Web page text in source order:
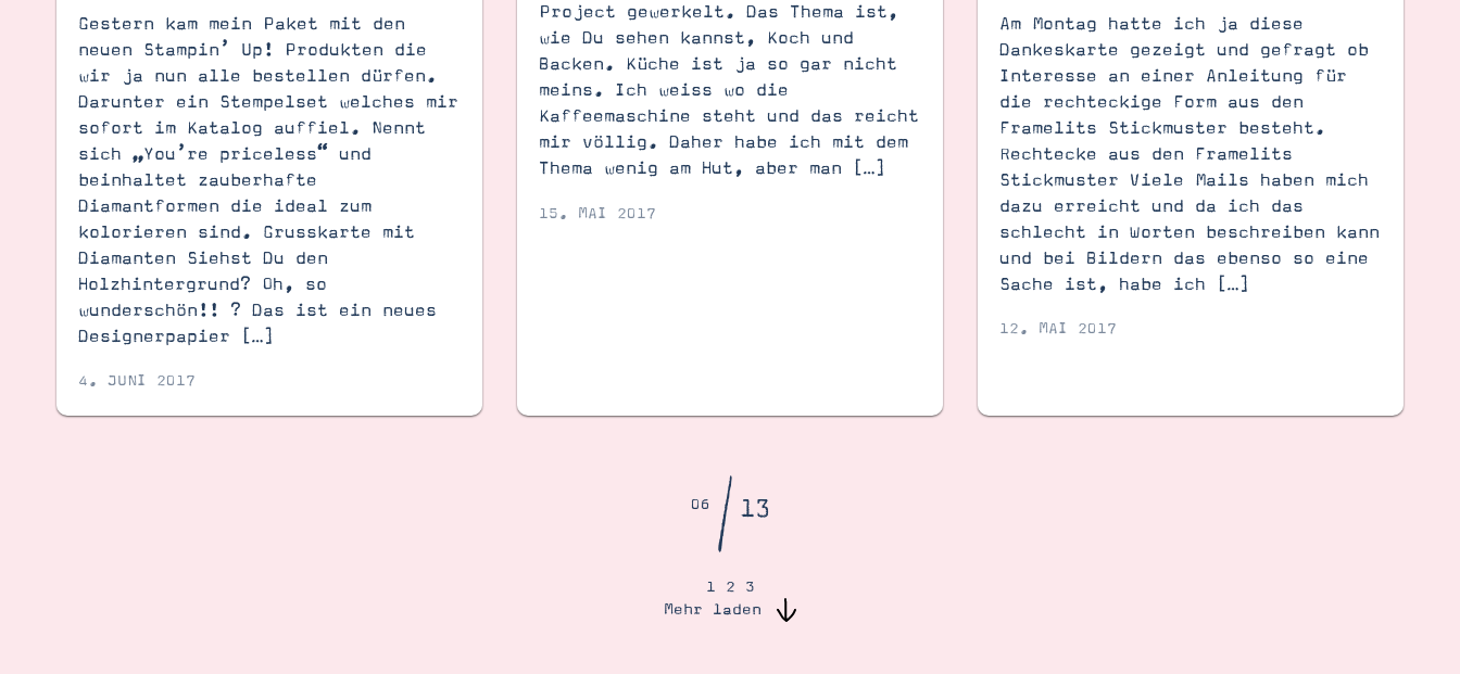
Gestern kam mein Paket mit den
neuen Stampin’ Up! Produkten die
wir ja nun alle bestellen dürfen.
Darunter ein Stempelset welches mir
sofort im Katalog auffiel. Nennt
sich „You’re priceless“ und
beinhaltet zauberhafte
Diamantformen die ideal zum
kolorieren sind. Grusskarte mit
Diamanten Siehst Du den
Holzhintergrund? Oh, so
wunderschön!! ? Das ist ein neues
Designerpapier […]
4. JUNI 2017
Project gewerkelt. Das Thema ist,
wie Du sehen kannst, Koch und
Backen. Küche ist ja so gar nicht
meins. Ich weiss wo die
Kaffeemaschine steht und das reicht
mir völlig. Daher habe ich mit dem
Thema wenig am Hut, aber man […]
15. MAI 2017
Am Montag hatte ich ja diese
Dankeskarte gezeigt und gefragt ob
Interesse an einer Anleitung für
die rechteckige Form aus den
Framelits Stickmuster besteht.
Rechtecke aus den Framelits
Stickmuster Viele Mails haben mich
dazu erreicht und da ich das
schlecht in Worten beschreiben kann
und bei Bildern das ebenso so eine
Sache ist, habe ich […]
12. MAI 2017
06/13
1 2
3
Mehr laden